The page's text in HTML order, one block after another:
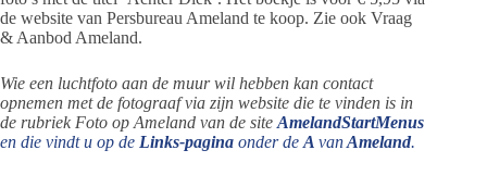
de website van Persbureau Ameland te koop. Zie ook Vraag
& Aanbod Ameland.
Wie een luchtfoto aan de muur wil hebben kan contact
opnemen met de fotograaf via zijn website die te vinden is in
de rubriek Foto op Ameland van de site AmelandStartMenus
en die vindt u op de Links-pagina onder de A vanAmeland.